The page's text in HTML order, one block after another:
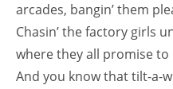
arcades, bangin’ them
Chasin’ the factory girls
where they all promise
And you know that tilt-a-